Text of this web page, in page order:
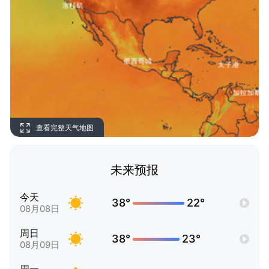
查看完整天气地图
未来预报
今天
08月08日 38° 22°
周日
08月09日 38° 23°